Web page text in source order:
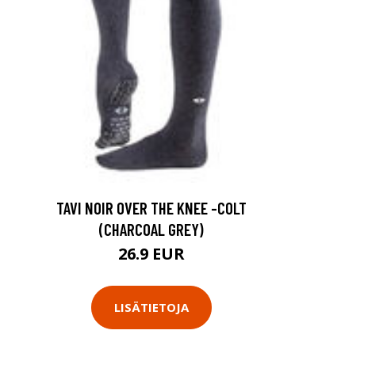
TAVI NOIR OVER THE KNEE -COLT
(CHARCOAL GREY)
26.9 EUR
LISÄTIETOJA